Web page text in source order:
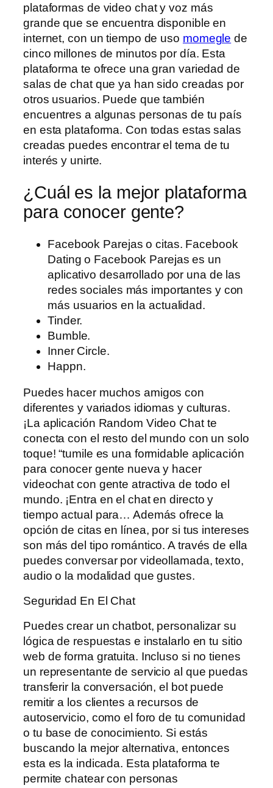
plataformas de video chat y voz más
grande que se encuentra disponible en
internet, con un tiempo de uso momegle de
cinco millones de minutos por día. Esta
plataforma te ofrece una gran variedad de
salas de chat que ya han sido creadas por
otros usuarios. Puede que también
encuentres a algunas personas de tu país
en esta plataforma. Con todas estas salas
creadas puedes encontrar el tema de tu
interés y unirte.
¿Cuál es la mejor plataforma
para conocer gente?
Facebook Parejas o citas. Facebook
Dating o Facebook Parejas es un
aplicativo desarrollado por una de las
redes sociales más importantes y con
más usuarios en la actualidad.
Tinder.
Bumble.
Inner Circle.
Happn.
Puedes hacer muchos amigos con
diferentes y variados idiomas y culturas.
¡La aplicación Random Video Chat te
conecta con el resto del mundo con un solo
toque! “tumile es una formidable aplicación
para conocer gente nueva y hacer
videochat con gente atractiva de todo el
mundo. ¡Entra en el chat en directo y
tiempo actual para… Además ofrece la
opción de citas en línea, por si tus intereses
son más del tipo romántico. A través de ella
puedes conversar por videollamada, texto,
audio o la modalidad que gustes.
Seguridad En El Chat
Puedes crear un chatbot, personalizar su
lógica de respuestas e instalarlo en tu sitio
web de forma gratuita. Incluso si no tienes
un representante de servicio al que puedas
transferir la conversación, el bot puede
remitir a los clientes a recursos de
autoservicio, como el foro de tu comunidad
o tu base de conocimiento. Si estás
buscando la mejor alternativa, entonces
esta es la indicada. Esta plataforma te
permite chatear con personas